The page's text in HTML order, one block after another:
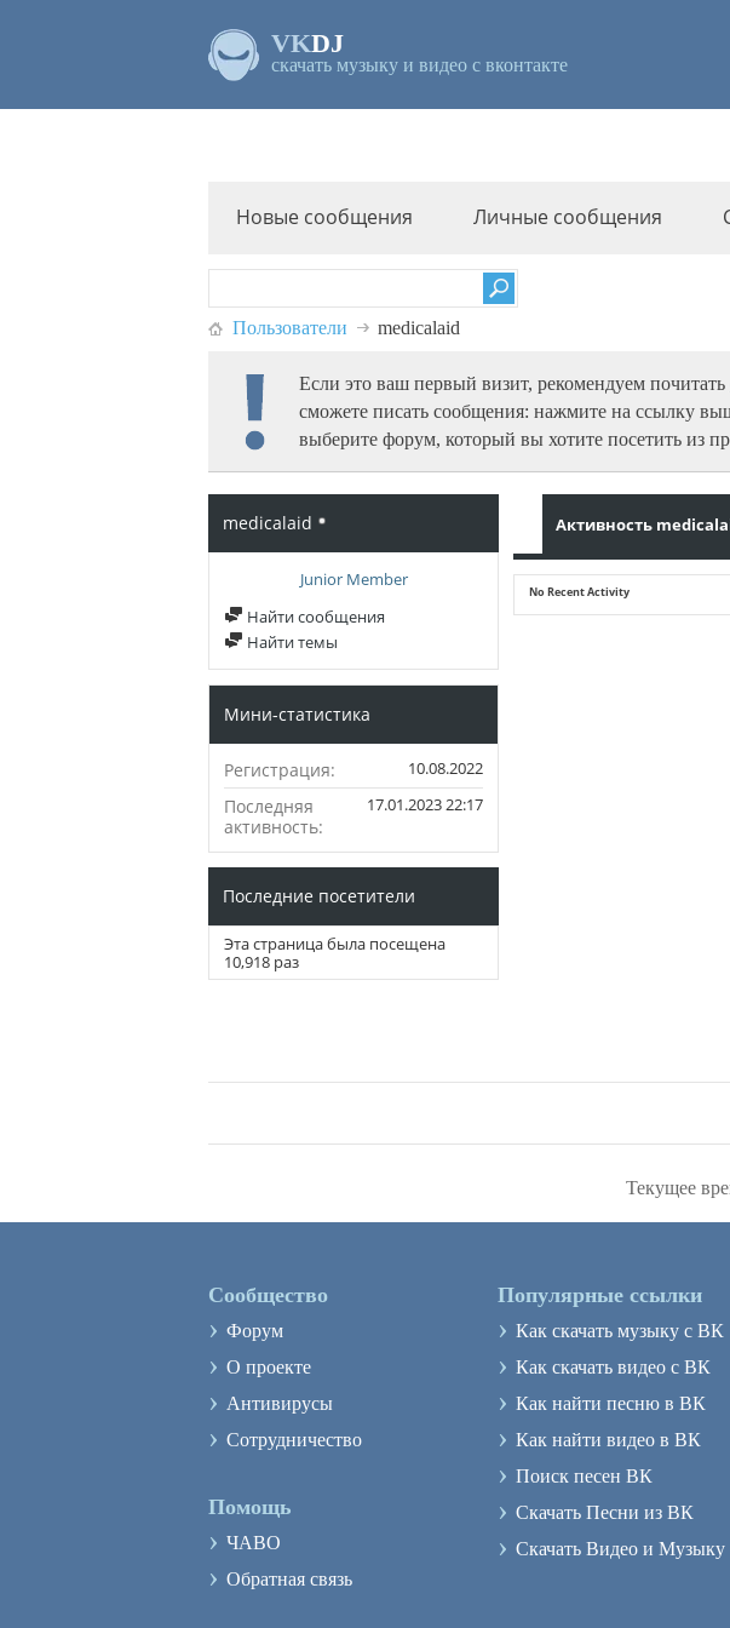
VKDJ
скачать музыку и видео с вконтакте
Новые сообщения Личные сообщения
Пользователи medicalaid
Если это ваш первый визит, рекомендуем почитать
сможете писать сообщения: нажмите на ссылку
выберите форум, который вы хотите посетить из
medicalaid
Junior Member
Найти сообщения
Найти темы
Мини-статистика
Регистрация 10.08.2022
Последняя
активность
17.01.202322:17
Последние посетители
Эта страница была посещена
10,918 раз
Активность
No Recent Activity
Текущее
Сообщество
› Форум
› О проекте
› Антивирусы
› Сотрудничество
Помощь
› ЧАВО
› Обратная связь
Популярные ссылки
› Как скачать музыку с ВК
› Как скачать видео с ВК
› Как найти песню в ВК
› Как найти видео в ВК
› Поиск песен ВК
› Скачать Песни из ВК
› Скачать Видео и Музыку